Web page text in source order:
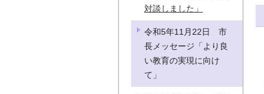
対談しました」
令和5年11月22日 市
長メッセージ「より良
い教育の実現に向け
て」